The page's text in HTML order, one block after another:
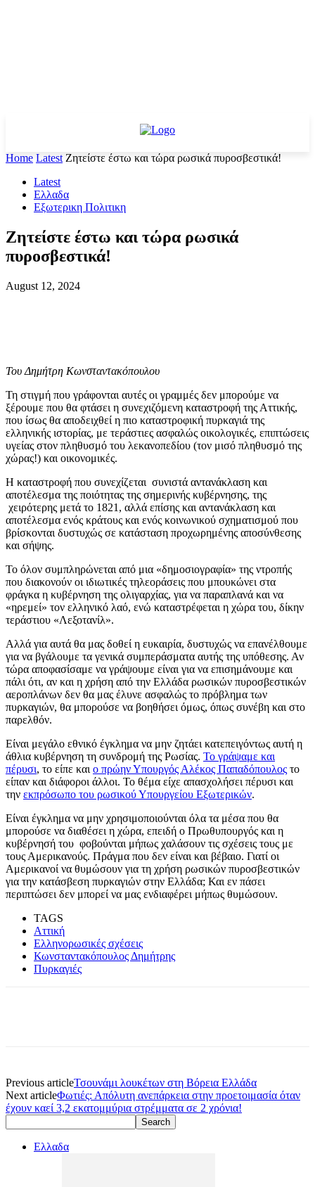
Home Latest Ζητείστε έστω και τώρα ρωσικά πυροσβεστικά!
Latest
Ελλαδα
Εξωτερικη Πολιτικη
Ζητείστε έστω και τώρα ρωσικά
πυροσβεστικά!
August 12, 2024
Του Δημήτρη Κωνσταντακόπουλου
Τη στιγμή που γράφονται αυτές οι γραμμές δεν μπορούμε να
ξέρουμε που θα φτάσει η συνεχιζόμενη καταστροφή της Αττικής,
που ίσως θα αποδειχθεί η πιο καταστροφική πυρκαγιά της
ελληνικής ιστορίας, με τεράστιες ασφαλώς οικολογικές, επιπτώσεις
υγείας στον πληθυσμό του λεκανοπεδίου (τον μισό πληθυσμό της
χώρας!) και οικονομικές.
Η καταστροφή που συνεχίζεται συνιστά αντανάκλαση και
αποτέλεσμα της ποιότητας της σημερινής κυβέρνησης, της
χειρότερης μετά το 1821, αλλά επίσης και αντανάκλαση και
αποτέλεσμα ενός κράτους και ενός κοινωνικού σχηματισμού που
βρίσκονται δυστυχώς σε κατάσταση προχωρημένης αποσύνθεσης
και σήψης.
Το όλον συμπληρώνεται από μια «δημοσιογραφία» της ντροπής
που διακονούν οι ιδιωτικές τηλεοράσεις που μπουκώνει στα
φράγκα η κυβέρνηση της ολιγαρχίας, για να παραπλανά και να
«ηρεμεί» τον ελληνικό λαό, ενώ καταστρέφεται η χώρα του, δίκην
τεράστιου «Λεξοτανίλ».
Αλλά για αυτά θα μας δοθεί η ευκαιρία, δυστυχώς να επανέλθουμε
για να βγάλουμε τα γενικά συμπεράσματα αυτής της υπόθεσης. Αν
τώρα αποφασίσαμε να γράψουμε είναι για να επισημάνουμε και
πάλι ότι, αν και η χρήση από την Ελλάδα ρωσικών πυροσβεστικών
αεροπλάνων δεν θα μας έλυνε ασφαλώς το πρόβλημα των
πυρκαγιών, θα μπορούσε να βοηθήσει όμως, όπως συνέβη και στο
παρελθόν.
Είναι μεγάλο εθνικό έγκλημα να μην ζητάει κατεπειγόντως αυτή η
άθλια κυβέρνηση τη συνδρομή της Ρωσίας. Το γράψαμε και
πέρυσι, το είπε και ο πρώην Υπουργός Αλέκος Παπαδόπουλος το
είπαν και διάφοροι άλλοι. Το θέμα είχε απασχολήσει πέρυσι και
την εκπρόσωπο του ρωσικού Υπουργείου Εξωτερικών.
Είναι έγκλημα να μην χρησιμοποιούνται όλα τα μέσα που θα
μπορούσε να διαθέσει η χώρα, επειδή ο Πρωθυπουργός και η
κυβέρνησή του φοβούνται μήπως χαλάσουν τις σχέσεις τους με
τους Αμερικανούς. Πράγμα που δεν είναι και βέβαιο. Γιατί οι
Αμερικανοί να θυμώσουν για τη χρήση ρωσικών πυροσβεστικών
για την κατάσβεση πυρκαγιών στην Ελλάδα; Και εν πάσει
περιπτώσει δεν μπορεί να μας ενδιαφέρει μήπως θυμώσουν.
TAGS
Αττική
Ελληνορωσικές σχέσεις
Κωνσταντακόπουλος Δημήτρης
Πυρκαγιές
Previous articleΤσουνάμι λουκέτων στη Βόρεια Ελλάδα
Next articleΦωτιές: Απόλυτη ανεπάρκεια στην προετοιμασία όταν
έχουν καεί 3,2 εκατομμύρια στρέμματα σε 2 χρόνια!
Ελλαδα